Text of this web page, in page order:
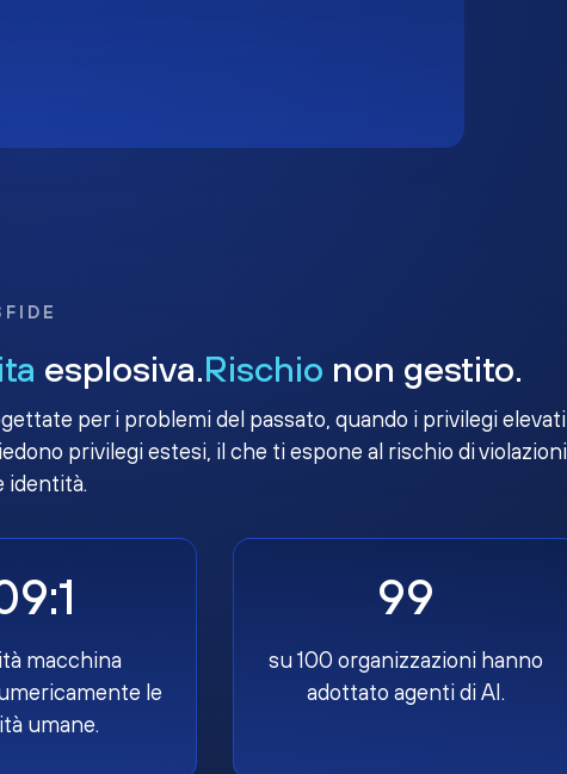
esplosiva.Rischio non gestito.
per i problemi del passato, quando i privilegi elevati
privilegi estesi, il che ti espone al rischio di violazioni
identità.
macchina
le
umane.
99
su 100 organizzazioni hanno
adottato agenti di AI.